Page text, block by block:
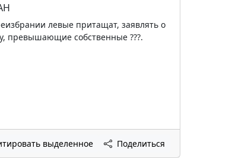
левые притащат, заявлять о
превышающие собственные ???.
выделенное Поделиться